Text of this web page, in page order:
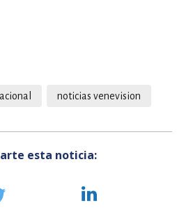
noticias venevision
esta noticia: